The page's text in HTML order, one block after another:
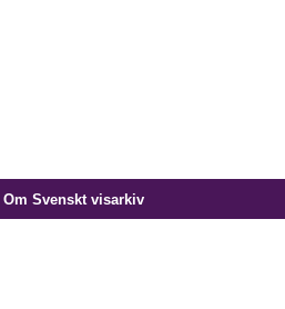
Om Svenskt visarkiv